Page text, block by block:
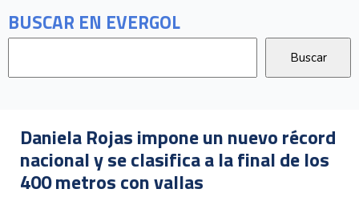
BUSCAR EN EVERGOL
Gerald Drummond avanza a la final de
los 400 metros con vallas tras ganar
su heat clasificatorio